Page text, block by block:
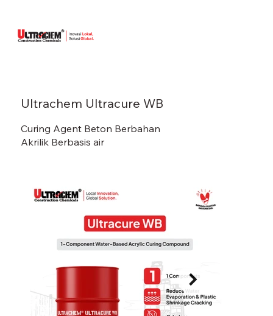
Ultrachem Ultracure WB
Curing Agent Beton Berbahan
Akrilik Berbasis air